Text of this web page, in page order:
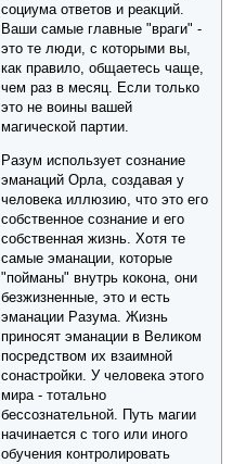
социума ответов и реакций.
Ваши самые главные "враги" -
это те люди, с которыми вы,
как правило, общаетесь чаще,
чем раз в месяц. Если только
это не воины вашей
магической партии.
Разум использует сознание
эманаций Орла, создавая у
человека иллюзию, что это его
собственное сознание и его
собственная жизнь. Хотя те
самые эманации, которые
"пойманы" внутрь кокона, они
безжизненные, это и есть
эманации Разума. Жизнь
приносят эманации в Великом
посредством их взаимной
сонастройки. У человека этого
мира - тотально
бессознательной. Путь магии
начинается с того или иного
обучения контролировать